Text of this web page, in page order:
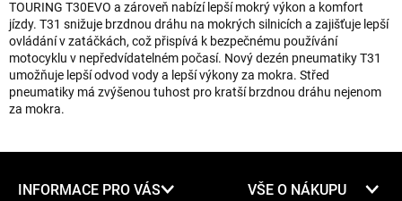
TOURING T30EVO a zároveň nabízí lepší mokrý výkon a komfort
jízdy. T31 snižuje brzdnou dráhu na mokrých silnicích a zajišťuje lepší
ovládání v zatáčkách, což přispívá k bezpečnému používání
motocyklu v nepředvídatelném počasí. Nový dezén pneumatiky T31
umožňuje lepší odvod vody a lepší výkony za mokra. Střed
pneumatiky má zvýšenou tuhost pro kratší brzdnou dráhu nejenom
za mokra.
INFORMACE PRO VÁS VŠE O NÁKUPU